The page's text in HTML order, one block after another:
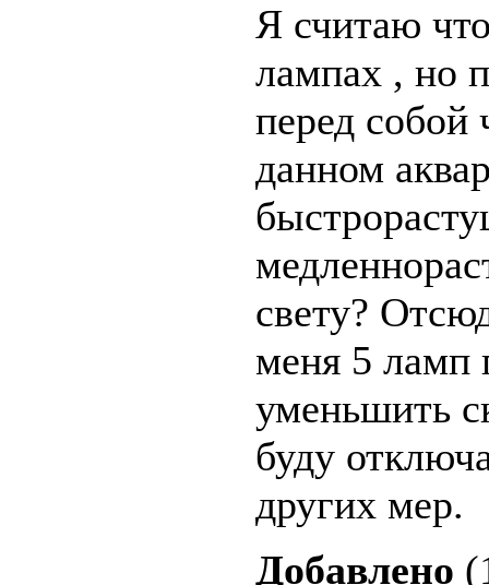
Я считаю
лампах , но
перед собой
данном
свету?
меня 5 ламп
уменьшить
буду
других мер.
Добавлено